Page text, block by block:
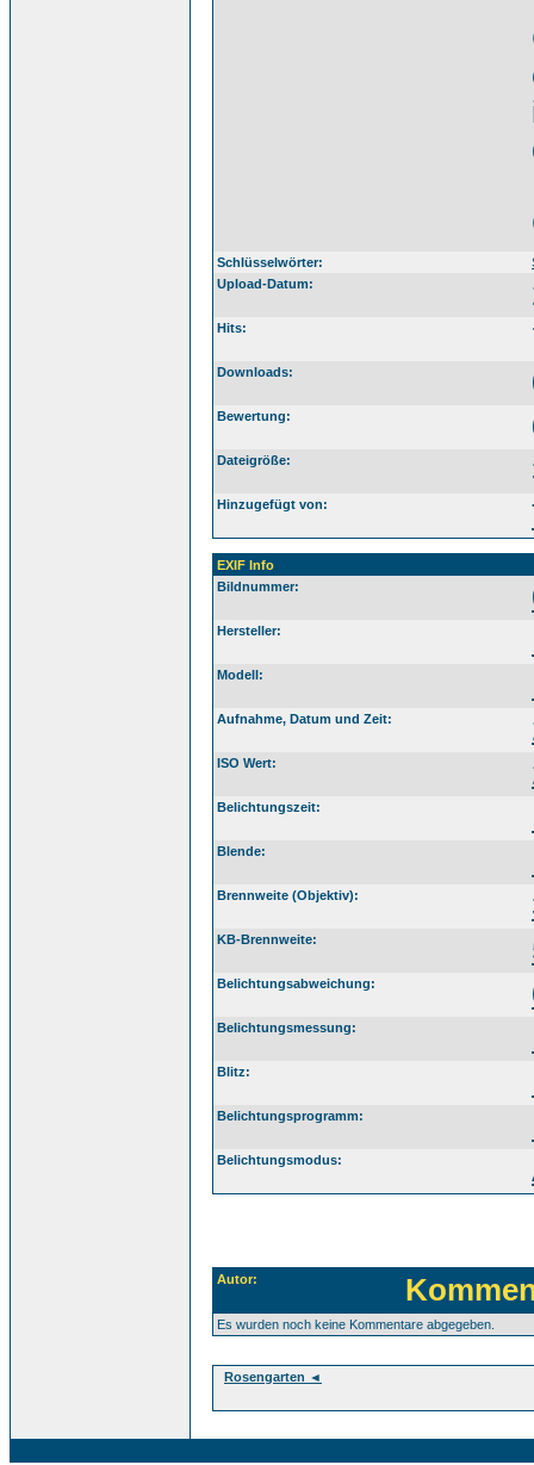
Schlüsselwörter:
Upload-Datum:
Hits:
Downloads:
Bewertung:
Dateigröße:
Hinzugefügt von:
EXIF Info
Bildnummer:
Hersteller:
Modell:
Aufnahme, Datum und Zeit:
ISO Wert:
Belichtungszeit:
Blende:
Brennweite (Objektiv):
KB-Brennweite:
Belichtungsabweichung:
Belichtungsmessung:
Blitz:
Belichtungsprogramm:
Belichtungsmodus:
Autor:
Es wurden noch keine Kommentare abgegeben.
Rosengarten ◄